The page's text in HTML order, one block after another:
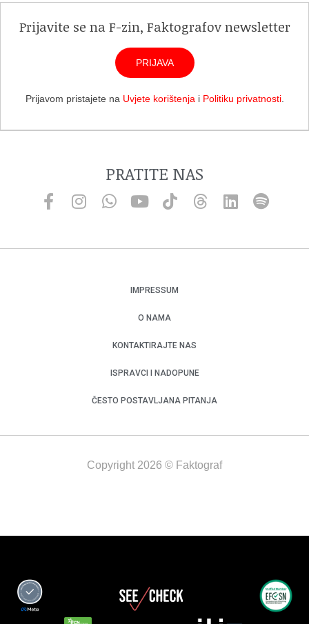
Prijavite se na F-zin, Faktografov newsletter
PRIJAVA
Prijavom pristajete na Uvjete korištenja i Politiku privatnosti.
PRATITE NAS
IMPRESSUM
O NAMA
KONTAKTIRAJTE NAS
ISPRAVCI I NADOPUNE
ČESTO POSTAVLJANA PITANJA
Copyright 2026 © Faktograf